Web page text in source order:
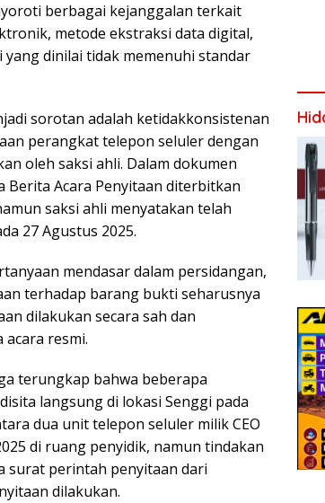
berbagai kejanggalan terkait
metode ekstraksi data digital,
dinilai tidak memenuhi standar
sorotan adalah ketidakkonsistenan
perangkat telepon seluler dengan
oleh saksi ahli. Dalam dokumen
Berita Acara Penyitaan diterbitkan
saksi ahli menyatakan telah
27 Agustus 2025.
mendasar dalam persidangan,
terhadap barang bukti seharusnya
dilakukan secara sah dan
resmi.
terungkap bahwa beberapa
langsung di lokasi Senggi pada
dua unit telepon seluler milik CEO
di ruang penyidik, namun tindakan
surat perintah penyitaan dari
dilakukan.